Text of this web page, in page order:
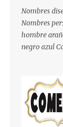
ideal para
que va con
limpio que te
Los colores
color muy
la lista de
Nombres
Nombres
hombre
negro azul
comentario
Nombres
Cartel de
pijamas